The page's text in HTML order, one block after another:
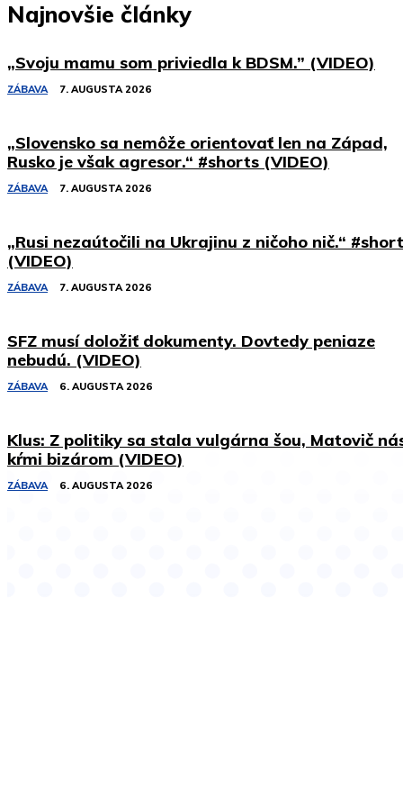
Najnovšie články
„Svoju mamu som priviedla k BDSM.” (VIDEO)
ZÁBAVA 7. AUGUSTA 2026
„Slovensko sa nemôže orientovať len na Západ,
Rusko je však agresor.“ #shorts (VIDEO)
ZÁBAVA 7. AUGUSTA 2026
„Rusi nezaútočili na Ukrajinu z ničoho nič.“
(VIDEO)
ZÁBAVA 7. AUGUSTA 2026
SFZ musí doložiť dokumenty. Dovtedy peniaze
nebudú. (VIDEO)
ZÁBAVA 6. AUGUSTA 2026
Klus: Z politiky sa stala vulgárna šou, Matovič
kŕmi bizárom (VIDEO)
ZÁBAVA 6. AUGUSTA 2026